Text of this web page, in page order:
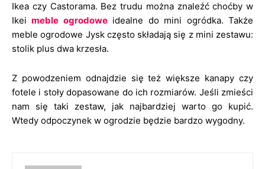
Ikea czy Castorama. Bez trudu można znaleźć choćby w
Ikeimeble ogrodoweidealne do mini ogródka. Także
meble ogrodowe Jysk często składają się z mini zestawu:
stolik plus dwa krzesła.
Z powodzeniem odnajdzie się też większe kanapy czy
fotele i stoły dopasowane do ich rozmiarów. Jeśli zmieści
nam się taki zestaw, jak najbardziej warto go kupić.
Wtedy odpoczynek w ogrodzie będzie bardzo wygodny.